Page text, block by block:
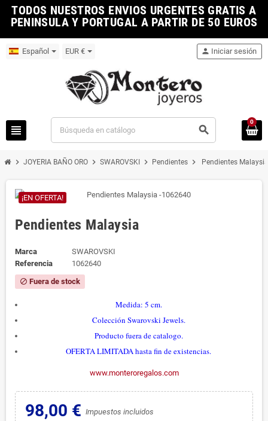
TODOS NUESTROS ENVIOS URGENTES GRATIS A
PENINSULA Y PORTUGAL A PARTIR DE 50 EUROS
Español EUR €
view_headline search
person Iniciar sesión
0
chevron_right JOYERIA BAÑO ORO chevron_right SWAROVSKI chevron_right Pendientes chevron_right Pendientes Malaysia
¡EN OFERTA!
Pendientes Malaysia
Marca
SWAROVSKI
Referencia
1062640
block Fuera de stock
Medida: 5 cm.
Colección Swarovski Jewels.
Producto fuera de catalogo.
OFERTA LIMITADA hasta fin de existencias.
www.monteroregalos.com
98,00 € Impuestos incluidos